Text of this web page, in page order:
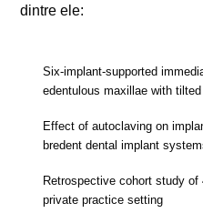
dintre ele:
Six-implant-supported
edentulous maxillae with
Effect of autoclaving on
bredent dental implant
Retrospective cohort study
private practice setting